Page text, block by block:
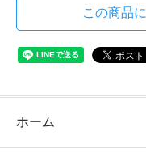
この商品
ホーム